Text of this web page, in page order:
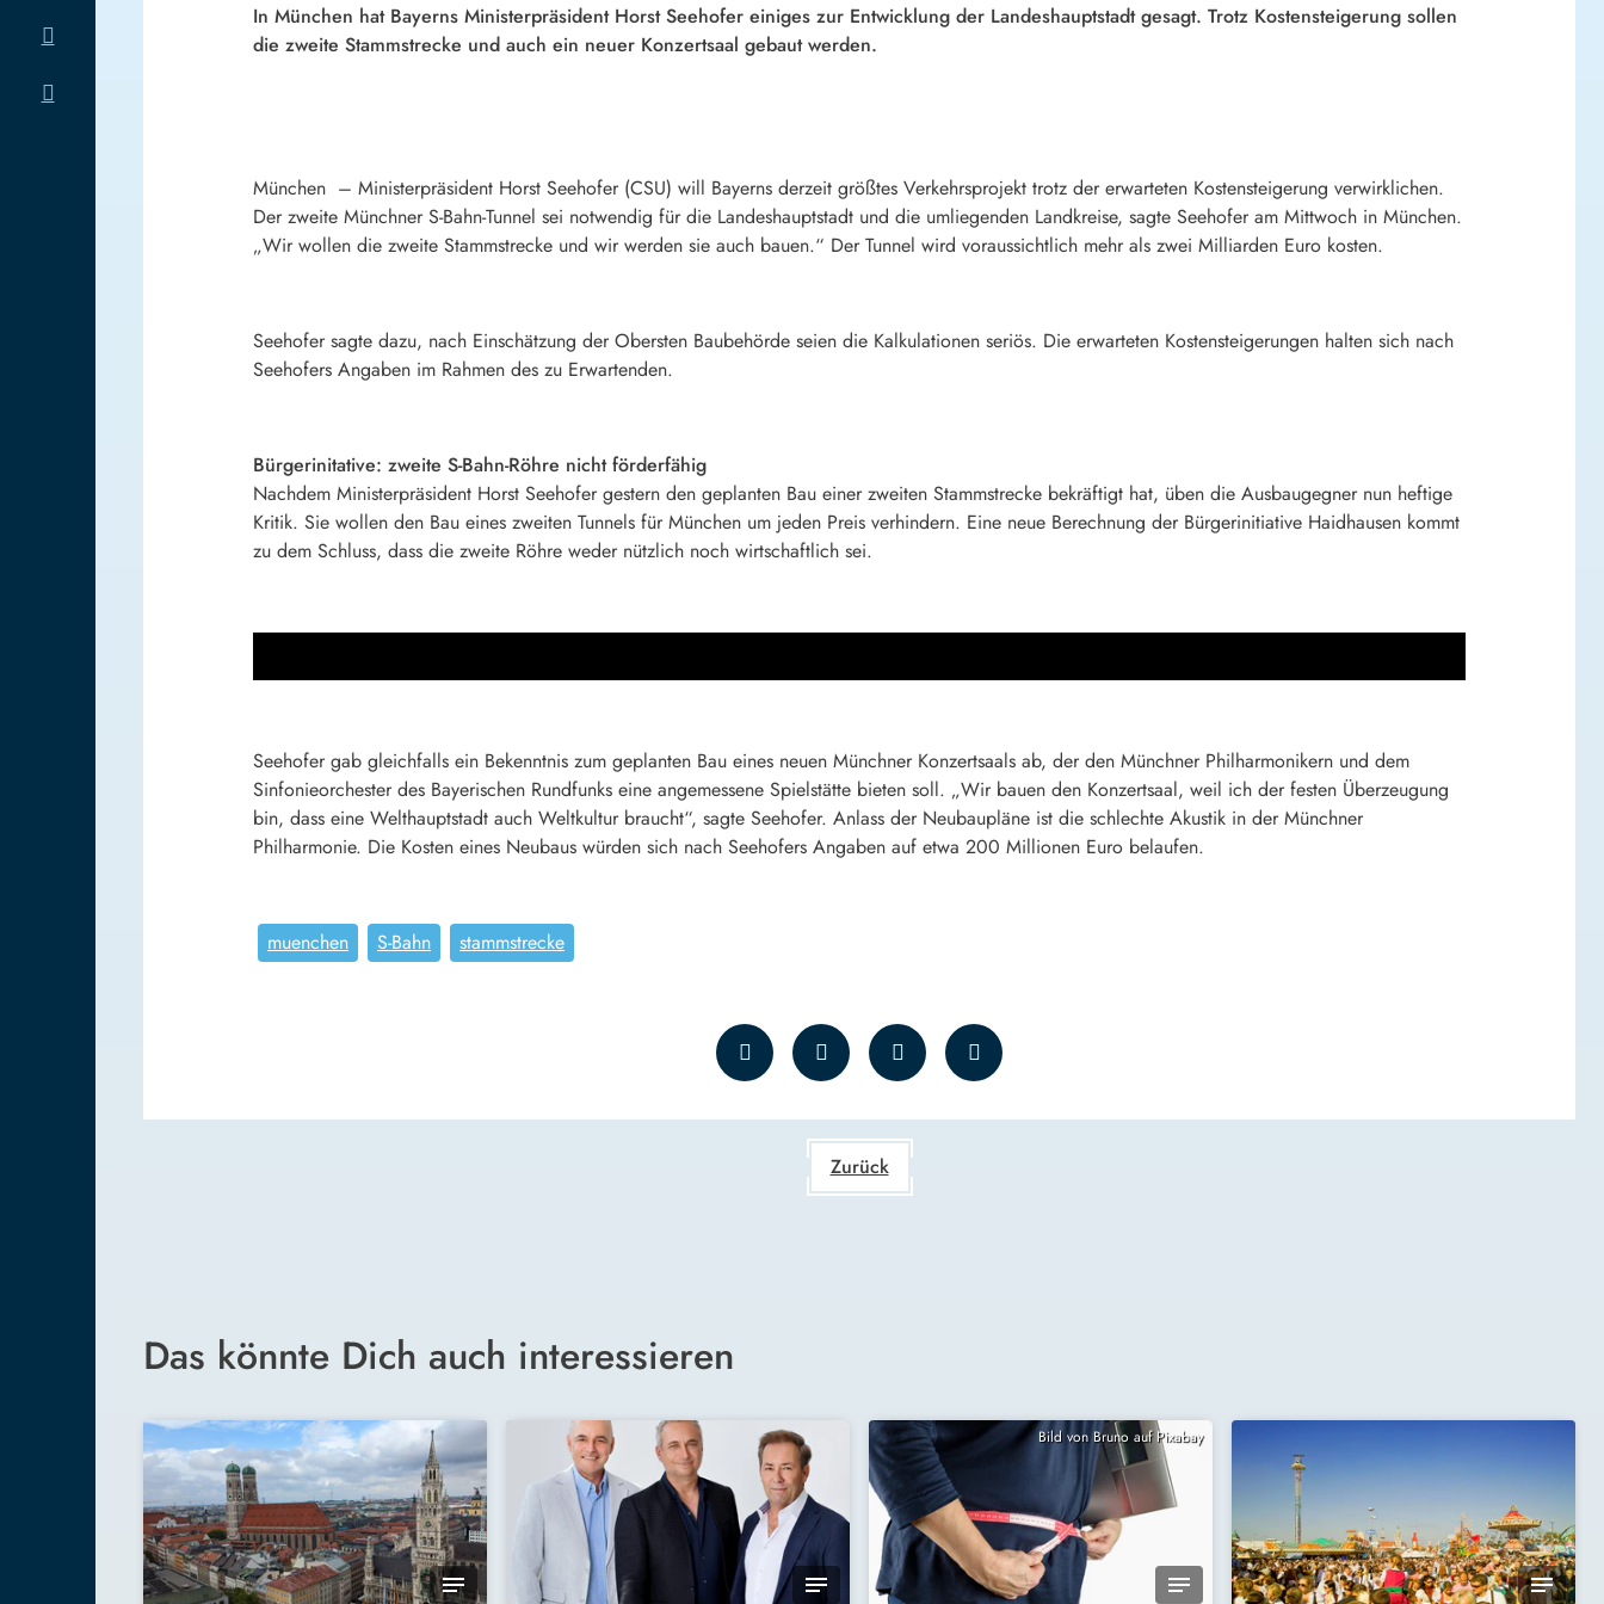
In München hat Bayerns Ministerpräsident Horst Seehofer einiges zur Entwicklung der Landeshauptstadt gesagt. Trotz Kostensteigerung sollen
die zweite Stammstrecke und auch ein neuer Konzertsaal gebaut werden.
München – Ministerpräsident Horst Seehofer (CSU) will Bayerns derzeit größtes Verkehrsprojekt trotz der erwarteten Kostensteigerung verwirklichen.
Der zweite Münchner S-Bahn-Tunnel sei notwendig für die Landeshauptstadt und die umliegenden Landkreise, sagte Seehofer am Mittwoch in München.
„Wir wollen die zweite Stammstrecke und wir werden sie auch bauen.“ Der Tunnel wird voraussichtlich mehr als zwei Milliarden Euro kosten.
Seehofer sagte dazu, nach Einschätzung der Obersten Baubehörde seien die Kalkulationen seriös. Die erwarteten Kostensteigerungen halten sich nach
Seehofers Angaben im Rahmen des zu Erwartenden.
Bürgerinitative: zweite S-Bahn-Röhre nicht förderfähig
Nachdem Ministerpräsident Horst Seehofer gestern den geplanten Bau einer zweiten Stammstrecke bekräftigt hat, üben die Ausbaugegner nun heftige
Kritik. Sie wollen den Bau eines zweiten Tunnels für München um jeden Preis verhindern. Eine neue Berechnung der Bürgerinitiative Haidhausen kommt
zu dem Schluss, dass die zweite Röhre weder nützlich noch wirtschaftlich sei.
Seehofer gab gleichfalls ein Bekenntnis zum geplanten Bau eines neuen Münchner Konzertsaals ab, der den Münchner Philharmonikern und dem
Sinfonieorchester des Bayerischen Rundfunks eine angemessene Spielstätte bieten soll. „Wir bauen den Konzertsaal, weil ich der festen Überzeugung
bin, dass eine Welthauptstadt auch Weltkultur braucht“, sagte Seehofer. Anlass der Neubaupläne ist die schlechte Akustik in der Münchner
Philharmonie. Die Kosten eines Neubaus würden sich nach Seehofers Angaben auf etwa 200 Millionen Euro belaufen.
muenchen S-Bahn stammstrecke
Zurück
Das könnte Dich auch interessieren
Bild von Bruno auf Pixabay